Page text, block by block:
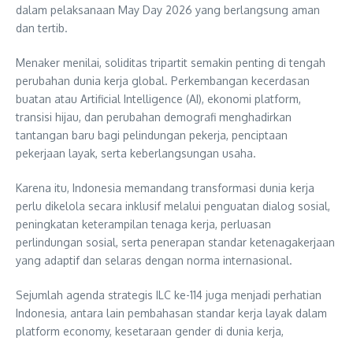
dalam pelaksanaan May Day 2026 yang berlangsung aman
dan tertib.
Menaker menilai, soliditas tripartit semakin penting di tengah
perubahan dunia kerja global. Perkembangan kecerdasan
buatan atau Artificial Intelligence (AI), ekonomi platform,
transisi hijau, dan perubahan demografi menghadirkan
tantangan baru bagi pelindungan pekerja, penciptaan
pekerjaan layak, serta keberlangsungan usaha.
Karena itu, Indonesia memandang transformasi dunia kerja
perlu dikelola secara inklusif melalui penguatan dialog sosial,
peningkatan keterampilan tenaga kerja, perluasan
perlindungan sosial, serta penerapan standar ketenagakerjaan
yang adaptif dan selaras dengan norma internasional.
Sejumlah agenda strategis ILC ke-114 juga menjadi perhatian
Indonesia, antara lain pembahasan standar kerja layak dalam
platform economy, kesetaraan gender di dunia kerja,